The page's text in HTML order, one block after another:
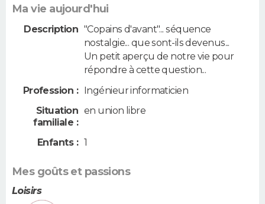
Ma vie aujourd'hui
Description "Copains d'avant"... séquence
nostalgie... que sont-ils devenus...
Un petit aperçu de notre vie pour
répondre à cette question...
Profession : Ingénieur informaticien
Situation
familiale :
en union libre
Enfants : 1
Mes goûts et passions
Loisirs